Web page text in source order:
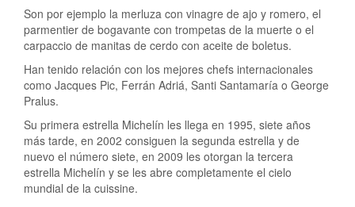
Son por ejemplo la merluza con vinagre de ajo y romero, el
parmentier de bogavante con trompetas de la muerte o el
carpaccio de manitas de cerdo con aceite de boletus.
Han tenido relación con los mejores chefs internacionales
como Jacques Pic, Ferrán Adriá, Santi Santamaría o George
Pralus.
Su primera estrella Michelín les llega en 1995, siete años
más tarde, en 2002 consiguen la segunda estrella y de
nuevo el número siete, en 2009 les otorgan la tercera
estrella Michelín y se les abre completamente el cielo
mundial de la cuissine.